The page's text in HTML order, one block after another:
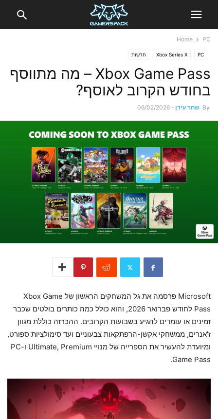
Home PC
PC
Xbox Series X חדשות
Xbox Game Pass – מה מתווסף
בחודש הקרוב לאוסף?
By שחר עידן -
06/02/2026
Microsoft פרסמה את גל המשחקים הראשון של Xbox Game
Pass לחודש פברואר 2026, והוא כולל כמה כותרים בולטים שכבר
זמינים או עומדים להגיע בשבועות הקרובים. ההכרזה כוללת מגוון
ז'אנרים, ממשחקי אקשן-הרפתקאות צבעוניים ועד סימולציות ספורט,
ומיועדת להעשיר את הספרייה של מנויי Ultimate, Premium ו-PC
Game Pass.